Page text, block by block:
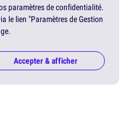
paramètres de confidentialité.
le lien "Paramètres de Gestion
Accepter & afficher